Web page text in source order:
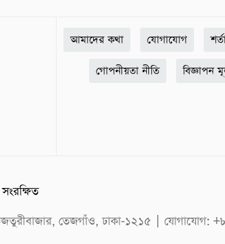
আমাদের কথা যোগাযোগ
গোপনীয়তা নীতি বিজ্ঞাপন
সংরক্ষিত
তেজগাঁও, ঢাকা-১২১৫ |